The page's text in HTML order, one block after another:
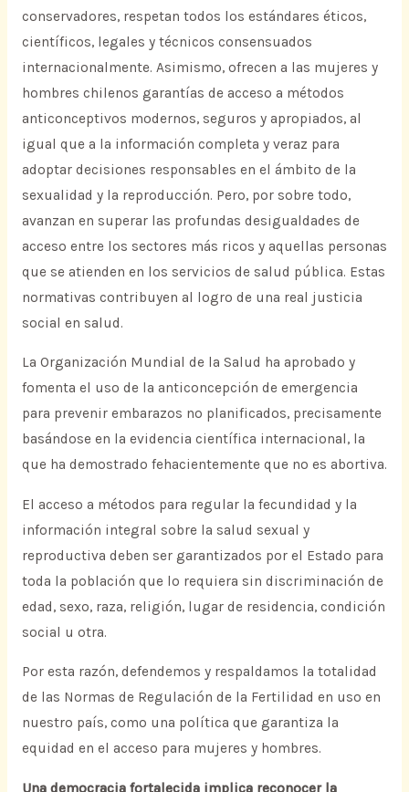
conservadores, respetan todos los estándares éticos,
científicos, legales y técnicos consensuados
internacionalmente. Asimismo, ofrecen a las mujeres y
hombres chilenos garantías de acceso a métodos
anticonceptivos modernos, seguros y apropiados, al
igual que a la información completa y veraz para
adoptar decisiones responsables en el ámbito de la
sexualidad y la reproducción. Pero, por sobre todo,
avanzan en superar las profundas desigualdades de
acceso entre los sectores más ricos y aquellas personas
que se atienden en los servicios de salud pública. Estas
normativas contribuyen al logro de una real justicia
social en salud.
La Organización Mundial de la Salud ha aprobado y
fomenta el uso de la anticoncepción de emergencia
para prevenir embarazos no planificados, precisamente
basándose en la evidencia científica internacional, la
que ha demostrado fehacientemente que no es abortiva.
El acceso a métodos para regular la fecundidad y la
información integral sobre la salud sexual y
reproductiva deben ser garantizados por el Estado para
toda la población que lo requiera sin discriminación de
edad, sexo, raza, religión, lugar de residencia, condición
social u otra.
Por esta razón, defendemos y respaldamos la totalidad
de las Normas de Regulación de la Fertilidad en uso en
nuestro país, como una política que garantiza la
equidad en el acceso para mujeres y hombres.
Una democracia fortalecida implica reconocer la